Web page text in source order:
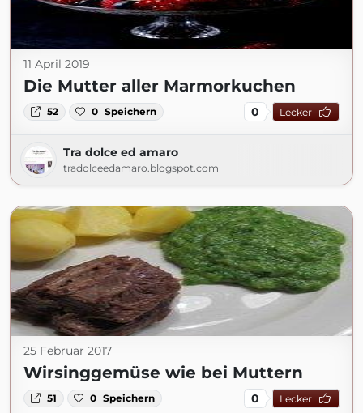
11 April 2019
Die Mutter aller Marmorkuchen
52 0 Speichern 0 Lecker
Tra dolce ed amaro
tradolceedamaro.blogspot.com
25 Februar 2017
Wirsinggemüse wie bei Muttern
51 0 Speichern 0 Lecker